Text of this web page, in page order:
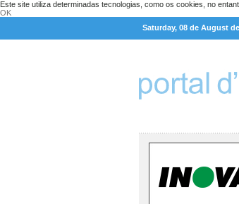
Este site utiliza determinadas tecnologias, como os cookies, no
OK
Saturday, 08 de August